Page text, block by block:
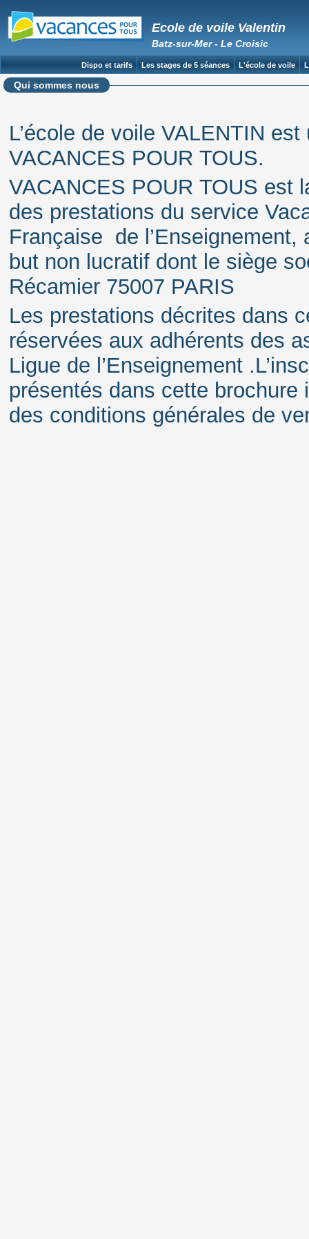
Ecole de voile Valentin
Batz-sur-Mer - Le Croisic
Dispo et tarifs Les stages de 5 séances L'école de voile
Qui sommes nous
L’école de voile VALENTIN
VACANCES POUR TOUS.
VACANCES POUR TOUS est
des prestations du service
Française de l’Enseignement,
but non lucratif dont le siège
Récamier 75007 PARIS
Les prestations décrites dans
réservées aux adhérents des
Ligue de l’Enseignement
présentés dans cette brochure
des conditions générales de